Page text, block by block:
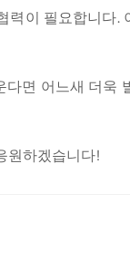
력이 필요합니다.
면 어느새 더욱
원하겠습니다!